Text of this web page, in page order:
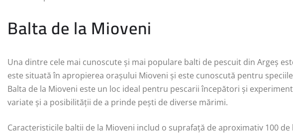
Balta de la Mioveni
Una dintre cele mai cunoscute și mai populare balti de pescuit din Argeș
este situată în apropierea orașului Mioveni și este cunoscută pentru
Balta de la Mioveni este un loc ideal pentru pescarii începători și
variate și a posibilității de a prinde pești de diverse mărimi.
Caracteristicile baltii de la Mioveni includ o suprafață de aproximativ 100